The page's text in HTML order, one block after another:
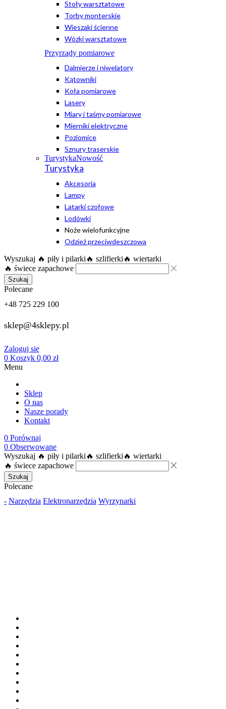
Stoły warsztatowe
Torby monterskie
Wieszaki ścienne
Wózki warsztatowe
Przyrządy pomiarowe
Dalmierze i niwelatory
Kątowniki
Koła pomiarowe
Lasery
Miary i taśmy pomiarowe
Mierniki elektryczne
Poziomice
Sznury traserskie
TurystykaNowość
Turystyka
Akcesoria
Lampy
Latarki czołowe
Lodówki
Noże wielofunkcyjne
Odzież przeciwdeszczowa
Wyszukaj 🔥 piły i pilarki 🔥 szlifierki 🔥 wiertarki
🔥 świece zapachowe
Szukaj
Polecane
+48 725 229 100
sklep@4sklepy.pl
Zaloguj się
0 Koszyk 0,00 zł
Menu
Sklep
O nas
Nasze porady
Kontakt
0 Porównaj
0 Obserwowane
Wyszukaj 🔥 piły i pilarki 🔥 szlifierki 🔥 wiertarki
🔥 świece zapachowe
Szukaj
Polecane
- Narzędzia Elektronarzędzia Wyrzynarki